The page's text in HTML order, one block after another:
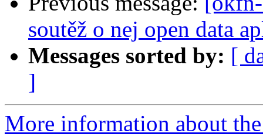
soutěž o nej open data
Messages sorted by: [
]
More information about